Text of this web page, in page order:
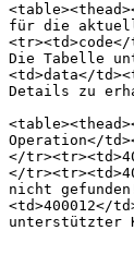
für die
Die Tabelle
<td>data</
Details zu
Operation</
</
</
nicht
<td>400012</